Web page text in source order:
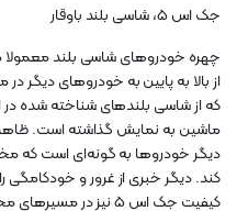
جک اس 5، شاسی بلند باوقار
چهره خودروهای شاسی بلند معمولا
که از شاسی بلندهای شناخته شده در
ماشین به نمایش گذاشته است.
دیگر خودروها به گونه‌ای است که
کند. دیگر خبری از غرور و خودکامگی